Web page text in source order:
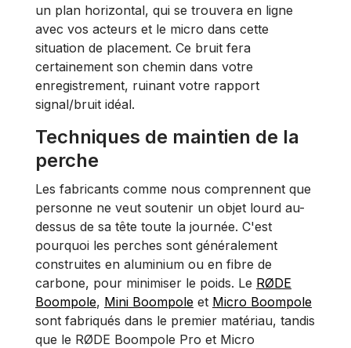
un plan horizontal, qui se trouvera en ligne
avec vos acteurs et le micro dans cette
situation de placement. Ce bruit fera
certainement son chemin dans votre
enregistrement, ruinant votre rapport
signal/bruit idéal.
Techniques de maintien de la
perche
Les fabricants comme nous comprennent que
personne ne veut soutenir un objet lourd au-
dessus de sa tête toute la journée. C'est
pourquoi les perches sont généralement
construites en aluminium ou en fibre de
carbone, pour minimiser le poids. Le RØDE
Boompole, Mini Boompole et Micro Boompole
sont fabriqués dans le premier matériau, tandis
que le RØDE Boompole Pro et Micro